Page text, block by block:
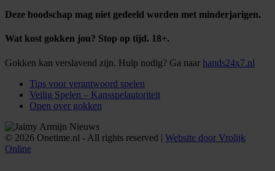
Deze boodschap mag niet gedeeld worden met minderjarigen.
Wat kost gokken jou? Stop op tijd. 18+.
Gokken kan verslavend zijn. Hulp nodig? Ga naar hands24x7.nl
Tips voor verantwoord spelen
Veilig Spelen – Kansspelautoriteit
Open over gokken
© 2026 Onetime.nl - All rights reserved | Website door Vrolijk
Online